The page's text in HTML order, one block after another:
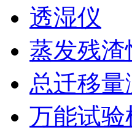
透湿仪
蒸发残渣
总迁移量
万能试验